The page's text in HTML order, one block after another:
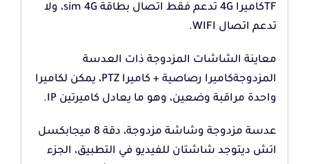
TFكاميرا 4G تدعم فقط اتصال بطاقة sim 4G، ولا
تدعم اتصال WIFI.
معاينة الشاشات المزدوجة ذات العدسة
المزدوجةكاميرا رصاصية + كاميرا PTZ، يمكن لكاميرا
واحدة مراقبة وضعين، وهو ما يعادل كاميرتين IP.
عدسة مزدوجة وشاشة مزدوجة، دقة 8 ميجابكسل
اتش ديتوجد شاشتان للفيديو في التطبيق، الجزء